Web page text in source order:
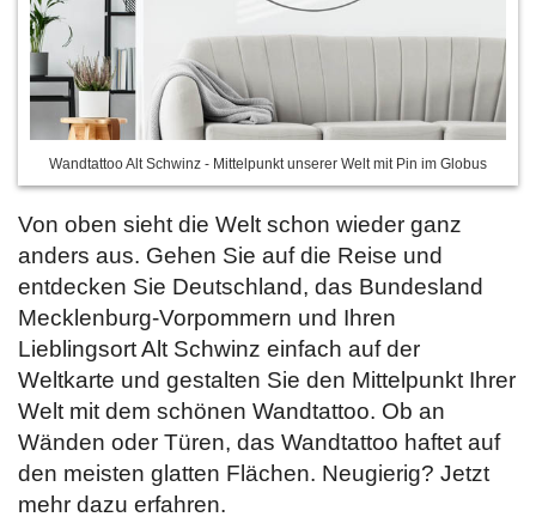
Wandtattoo Alt Schwinz - Mittelpunkt unserer Welt mit Pin im Globus
Von oben sieht die Welt schon wieder ganz
anders aus. Gehen Sie auf die Reise und
entdecken Sie Deutschland, das Bundesland
Mecklenburg-Vorpommern und Ihren
Lieblingsort Alt Schwinz einfach auf der
Weltkarte und gestalten Sie den Mittelpunkt Ihrer
Welt mit dem schönen Wandtattoo. Ob an
Wänden oder Türen, das Wandtattoo haftet auf
den meisten glatten Flächen. Neugierig? Jetzt
mehr dazu erfahren.